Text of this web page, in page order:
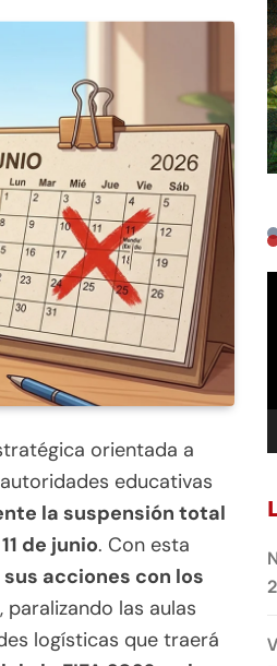
orientada a
educativas
la suspensión total
de junio. Con esta
acciones con los
las aulas
logísticas que traerá